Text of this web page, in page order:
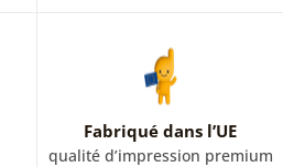
Fabriqué dans l’UE
qualité d’impression premium